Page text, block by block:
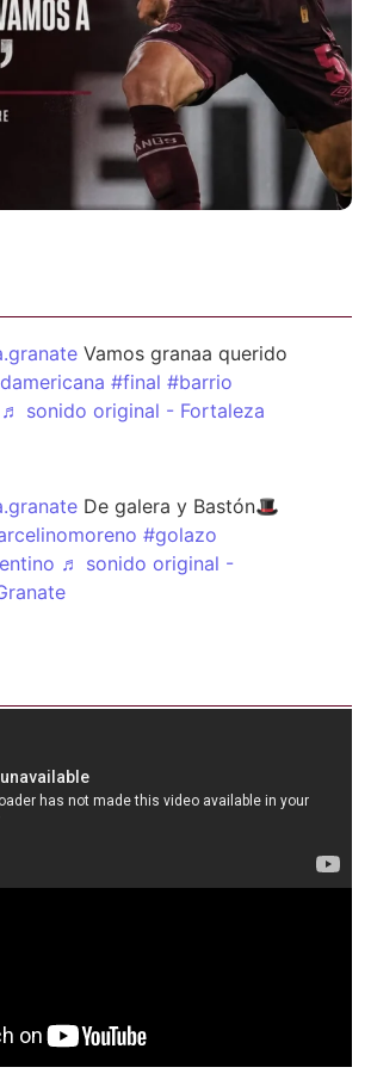
Vamos granaa querido
#final #barrio
♬ sonido original - Fortaleza
De galera y Bastón🎩
#golazo
♬ sonido original -